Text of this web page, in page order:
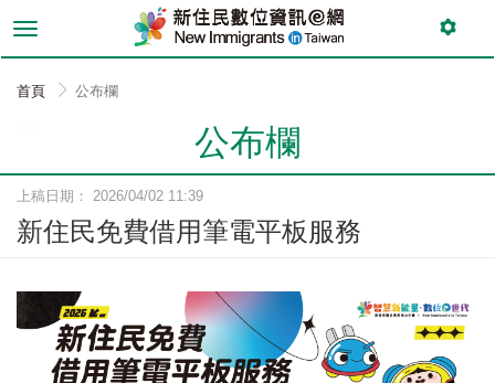
主
要
內
首頁 公布欄
公布欄
上稿日期： 2026/04/02 11:39
新住民免費借用筆電平板服務